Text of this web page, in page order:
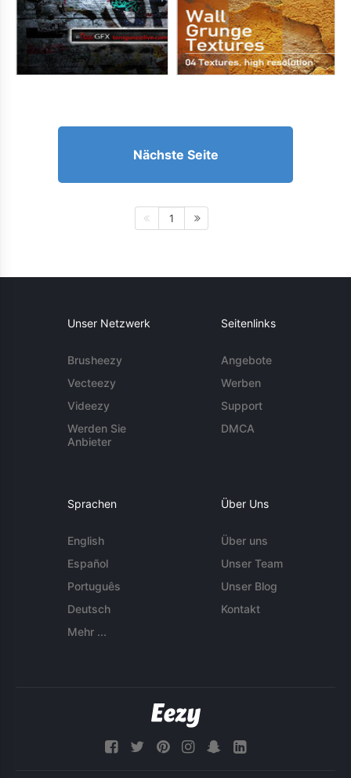
Nächste Seite
1
Unser Netzwerk
Brusheezy
Vecteezy
Videezy
Werden Sie
Anbieter
Seitenlinks
Angebote
Werben
Support
DMCA
Sprachen
English
Español
Português
Deutsch
Mehr ...
Über Uns
Über uns
Unser Team
Unser Blog
Kontakt